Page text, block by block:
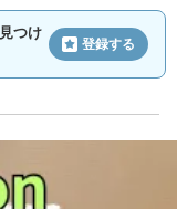
見つけ
登録する